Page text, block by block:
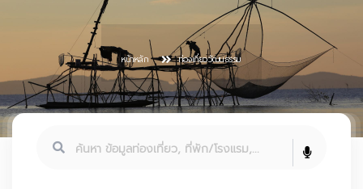
หน้าหลัก ท่องเที่ยววัฒนธรรม